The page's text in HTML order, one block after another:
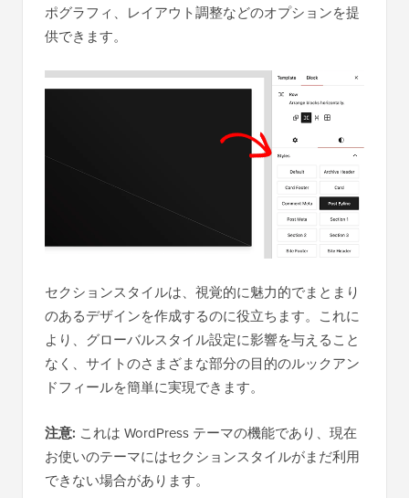
ポグラフィ、レイアウト調整などのオプションを提
供できます。
セクションスタイルは、視覚的に魅力的でまとまり
のあるデザインを作成するのに役立ちます。これに
より、グローバルスタイル設定に影響を与えること
なく、サイトのさまざまな部分の目的のルックアン
ドフィールを簡単に実現できます。
注意: これは WordPress テーマの機能であり、現在
お使いのテーマにはセクションスタイルがまだ利用
できない場合があります。